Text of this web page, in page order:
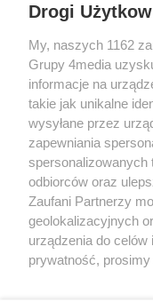
Drogi
My, naszych 1162
Grupy 4media
informacje na
takie jak unikalne
wysyłane przez
zapewniania
spersonalizowanych
odbiorców oraz
Zaufani Partnerzy
geolokalizacyjnych
urządzenia do
prywatność,